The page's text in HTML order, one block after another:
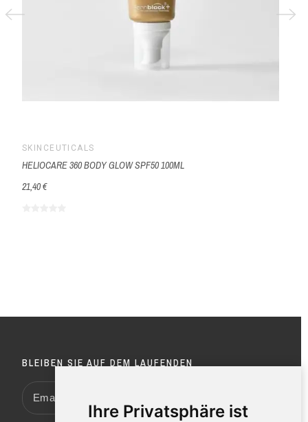
Ihre Privatsphäre ist
SKINCEUTICALS
HELIOCARE 360 BODY GLOW SPF50 100ML
21,40 €
BLEIBEN SIE AUF DEM LAUFENDEN